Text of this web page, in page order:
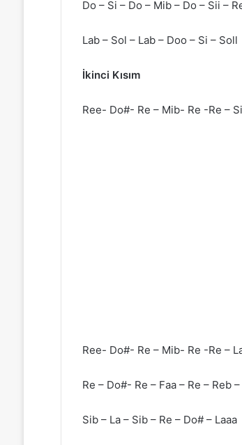
Do – Si – Do – Mib – Do – Sii –
Lab – Sol – Lab – Doo – Si – Soll
İkinci Kısım
Ree- Do#- Re – Mib- Re -Re –
Ree- Do#- Re – Mib- Re -Re –
Re – Do#- Re – Faa – Re – Reb
Sib – La – Sib – Re – Do# – Laaa